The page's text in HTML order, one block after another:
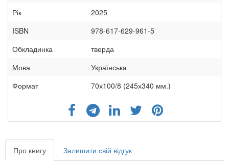
Рік
2025
ISBN
978-617-629-961-5
Обкладинка
тверда
Мова
Українська
Формат
70х100/8 (245х340 мм.)
Про книгу Залишити свій відгук